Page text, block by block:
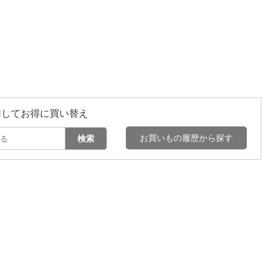
てお得に買い替え
検索 お買いもの履歴から探す